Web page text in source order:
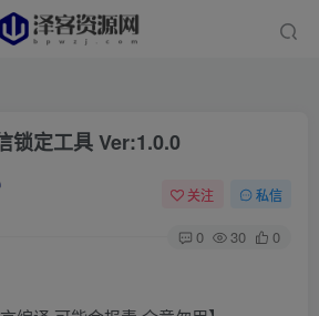
锁定工具 Ver:1.0.0
关注 私信
0 30 0